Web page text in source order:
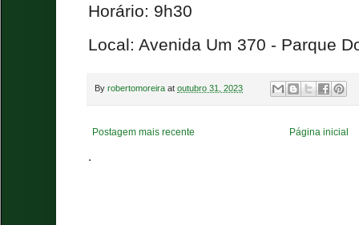
Horário: 9h30
Local: Avenida Um 370 - Parque
By robertomoreira at outubro 31, 2023
Postagem mais recente Página inicial
.